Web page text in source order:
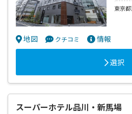
東京
地図 クチコミ 情報
選択
スーパーホテル品川・新馬場